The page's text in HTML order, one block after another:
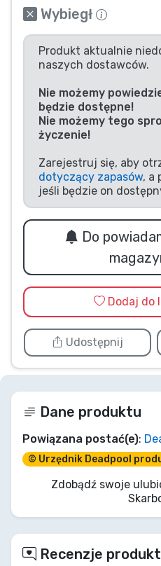
Wybiegł
Produkt aktualnie
naszych dostawców.
Nie możemy
będzie dostępne!
Nie możemy tego
życzenie!
Zarejestruj się, aby
dotyczący zapasów, a
jeśli będzie on
Do
Dodaj do
Udostępnij
Dane produktu
Powiązana postać(e):
© Urzędnik Deadpool
Zdobądź swoje
Recenzje
Typy produktów